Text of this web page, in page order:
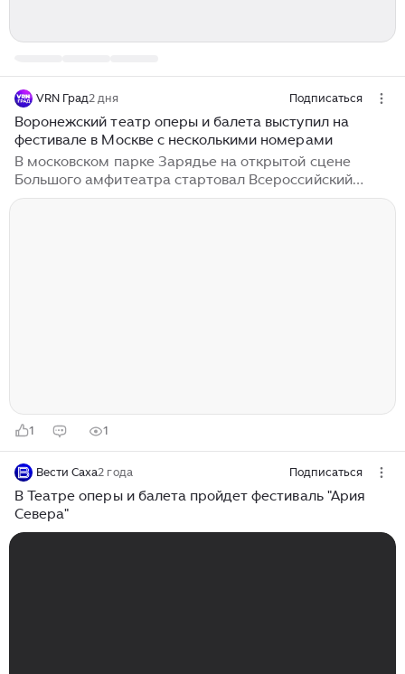
VRN Град2 дня Подписаться
Воронежский театр оперы и балета выступил на
фестивале в Москве с несколькими номерами
В московском парке Зарядье на открытой сцене
Большого амфитеатра стартовал Всероссийский
фестиваль «Россия-Театр-Общество», посвящённый
1 1
Вести Саха2 года Подписаться
В Театре оперы и балета пройдет фестиваль "Ария
Севера"